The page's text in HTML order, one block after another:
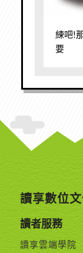
練吧!
要
讀享數位
讀者服務
讀享雲端學院